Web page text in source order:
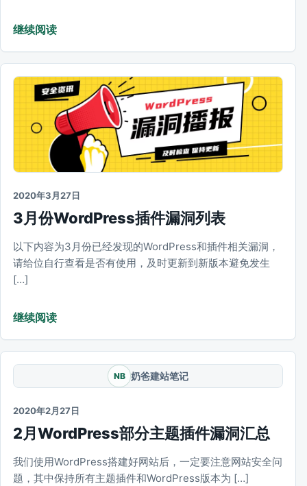
继续阅读
2020年3月27日
3月份WordPress插件漏洞列表
以下内容为3月份已经发现的WordPress和插件相关漏洞，
请给位自行查看是否有使用，及时更新到新版本避免发生
[…]
继续阅读
NB 奶爸建站笔记
2020年2月27日
2月WordPress部分主题插件漏洞汇总
我们使用WordPress搭建好网站后，一定要注意网站安全问
题，其中保持所有主题插件和WordPress版本为 […]